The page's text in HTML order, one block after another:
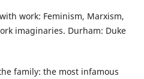
work: Feminism, Marxism,
imaginaries. Durham: Duke
family: the most infamous